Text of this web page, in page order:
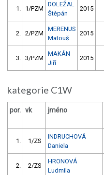
1. 1/PZM
DOLEŽAL
Štěpán
2015
2. 2/PZM
MERENUS
Matouš
2015
3. 3/PZM
MAKÁN
Jiří
2015
kategorie C1W
por. vk jméno
1. 1/ZS
INDRUCHOVÁ
Daniela
2. 2/ZS
HRONOVÁ
Ludmila